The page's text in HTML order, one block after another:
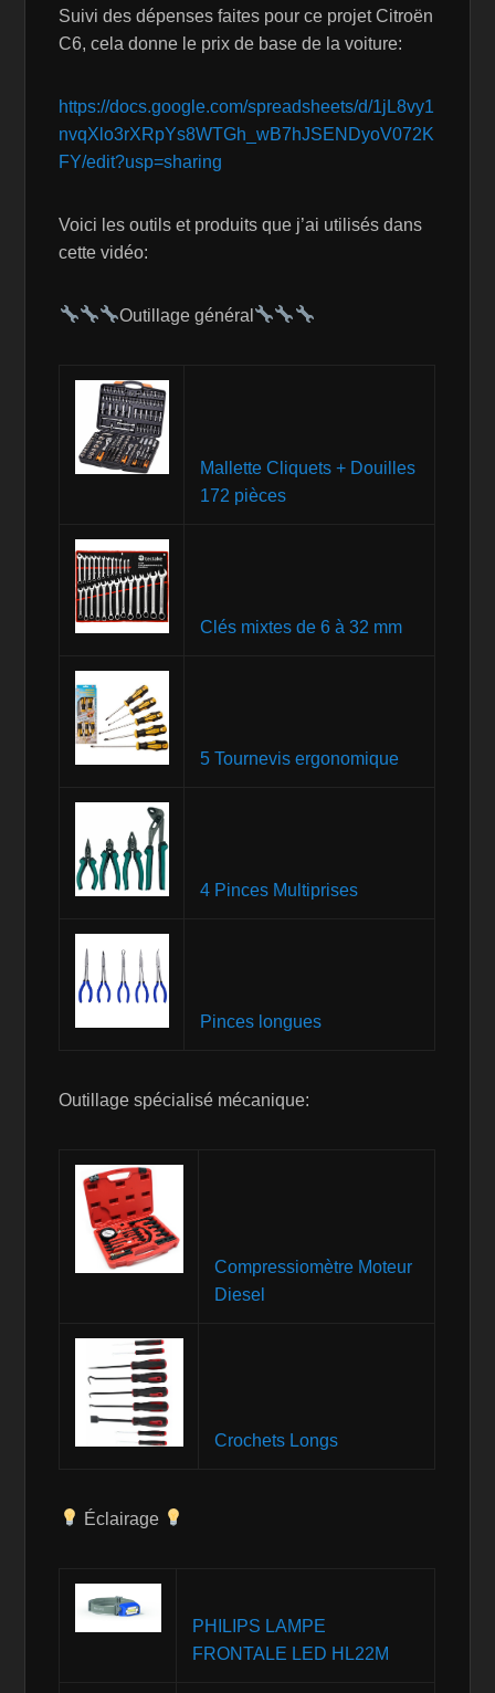
Suivi des dépenses faites pour ce projet Citroën
C6, cela donne le prix de base de la voiture:
https://docs.google.com/spreadsheets/d/1jL8vy1
nvqXlo3rXRpYs8WTGh_wB7hJSENDyoV072K
FY/edit?usp=sharing
Voici les outils et produits que j’ai utilisés dans
cette vidéo:
Outillage général
Mallette Cliquets + Douilles
172 pièces
Clés mixtes de 6 à 32 mm
5 Tournevis ergonomique
4 Pinces Multiprises
Pinces longues
Outillage spécialisé mécanique:
Compressiomètre Moteur
Diesel
Crochets Longs
Éclairage
PHILIPS LAMPE
FRONTALE LED HL22M